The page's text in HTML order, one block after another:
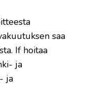
saa
If hoitaa
ja
ja